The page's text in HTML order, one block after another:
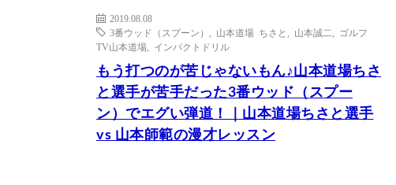
2019.08.08
3番ウッド（スプーン）
山本道場 ちさと 山本誠二
ゴルフ
TV山本道場
インパクトドリル
もう打つのが苦じゃないもん♪山本道場ちさ
と選手が苦手だった3番ウッド（スプー
ン）でエグい弾道！｜山本道場ちさと選手
vs 山本師範の漫才レッスン